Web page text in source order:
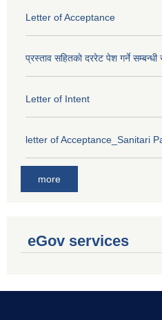
Letter of Acceptance
प्रस्ताव सहितकाे दररेट पेश गर्ने सम्बन्धी
Letter of Intent
letter of Acceptance_Sanitari
more
eGov services